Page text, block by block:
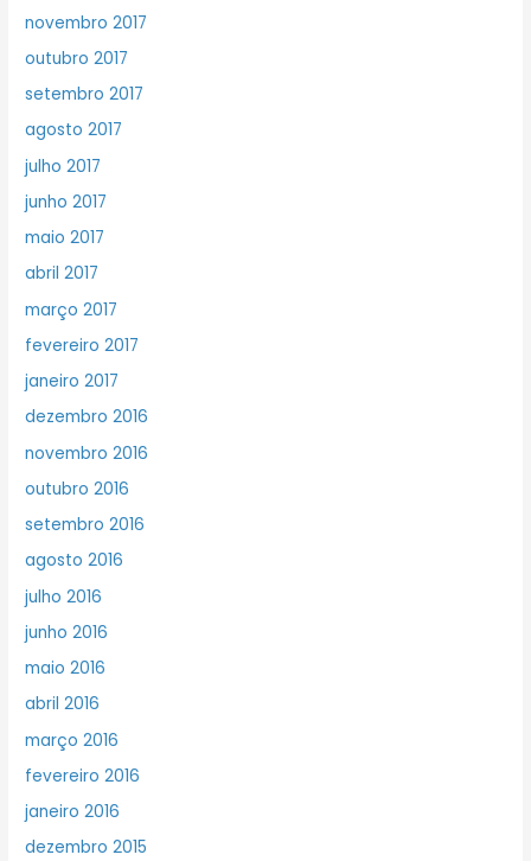
novembro 2017
outubro 2017
setembro 2017
agosto 2017
julho 2017
junho 2017
maio 2017
abril 2017
março 2017
fevereiro 2017
janeiro 2017
dezembro 2016
novembro 2016
outubro 2016
setembro 2016
agosto 2016
julho 2016
junho 2016
maio 2016
abril 2016
março 2016
fevereiro 2016
janeiro 2016
dezembro 2015